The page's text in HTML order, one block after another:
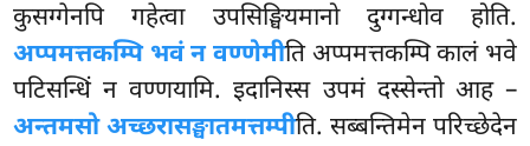
कुसग्गेनपि गहेत्वा उपसिङ्घियमानो दुग्गन्धोव होति.
अप्पमत्तकम्पि भवं न वण्णेमीति अप्पमत्तकम्पि कालं भवे
पटिसन्धिं न वण्णयामि. इदानिस्स उपमं दस्सेन्तो आह –
अन्तमसो अच्छरासङ्घातमत्तम्पीति. सब्बन्तिमेन परिच्छेदेन